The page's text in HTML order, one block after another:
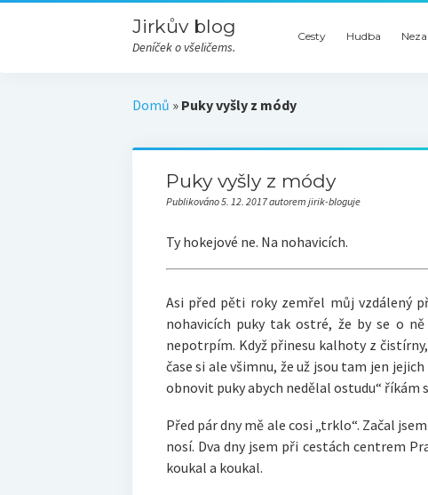
Jirkův blog
Deníček o všeličems.
Cesty Hudba
Domů » Puky vyšly z módy
Puky vyšly z módy
Publikováno 5. 12. 2017 autorem jirik-bloguje
Ty hokejové ne. Na nohavicích.
Asi před pěti roky zemřel můj vzdálený
nohavicích puky tak ostré, že by se o
nepotrpím. Když přinesu kalhoty z
čase si ale všimnu, že už jsou tam jen
obnovit puky abych nedělal ostudu“ říkám
Před pár dny mě ale cosi „trklo“. Začal
nosí. Dva dny jsem při cestách centrem
koukal a koukal.